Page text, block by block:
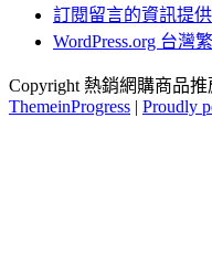
訂閱留言的資訊提供
WordPress.org 台灣
Copyright 熱銷網購商品推
ThemeinProgress | Proudly